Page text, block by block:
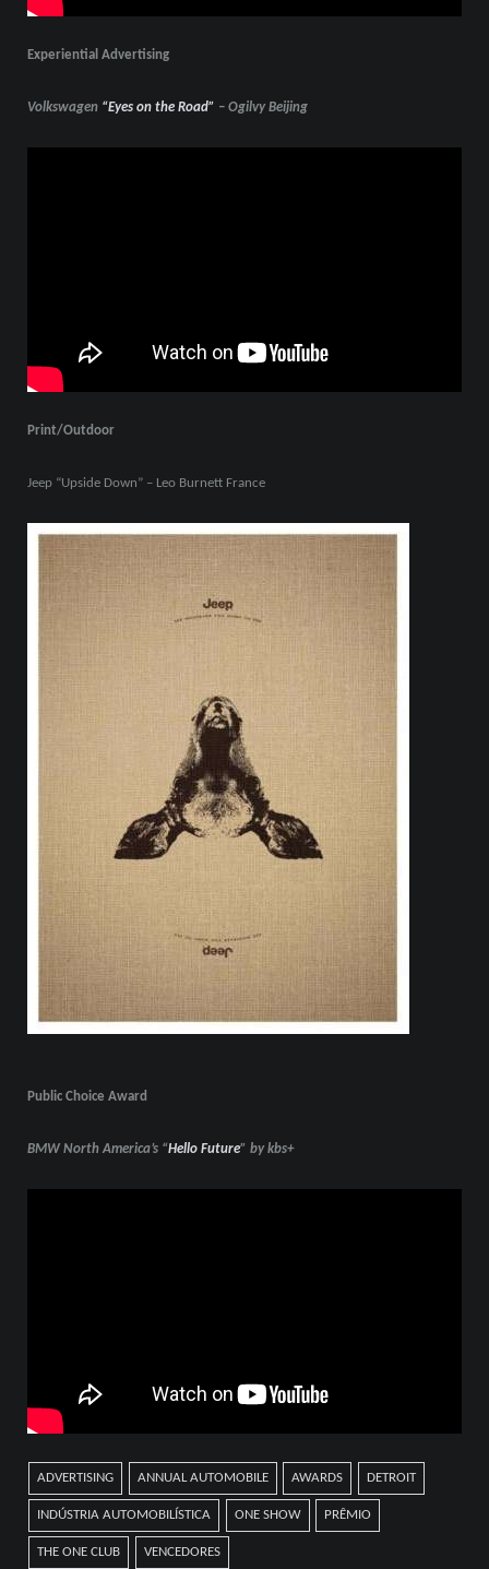
Experiential Advertising
Volkswagen “Eyes on the Road” – Ogilvy Beijing
Print/Outdoor
Jeep “Upside Down” – Leo Burnett France
Public Choice Award
BMW North America’s “Hello Future” by kbs+
ADVERTISING ANNUAL AUTOMOBILE AWARDS DETROIT
INDÚSTRIA AUTOMOBILÍSTICA ONE SHOW PRÊMIO
THE ONE CLUB VENCEDORES